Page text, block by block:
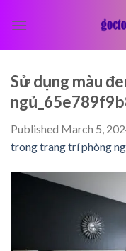
Sử dụng màu
Published March 5,
trong trang trí phòng